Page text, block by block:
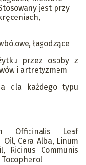
jest przy
łagodzące
przez osoby z
i artretyzmem
dla każdego typu
Officinalis Leaf
Cera Alba, Linum
Ricinus Communis
Tocopherol